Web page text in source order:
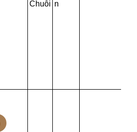
Chuỗi n